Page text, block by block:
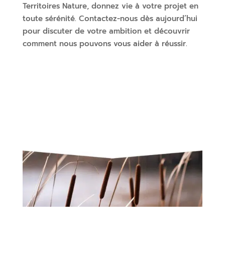
Territoires Nature, donnez vie à votre projet en
toute sérénité. Contactez-nous dès aujourd’hui
pour discuter de votre ambition et découvrir
comment nous pouvons vous aider à réussir.